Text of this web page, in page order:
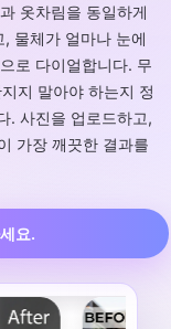
옷차림을 동일하게
물체가 얼마나 눈에
로 다이얼합니다. 무
지 말아야 하는지 정
. 사진을 업로드하고,
가장 깨끗한 결과를
요.